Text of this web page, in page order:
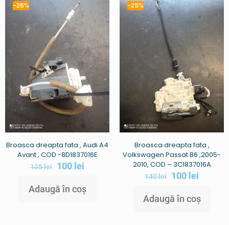
-26%
Broasca dreapta fata , Audi A4
Avant , COD -8D1837016E
135lei 100 lei
Adaugă în coș
-29%
Broasca dreapta fata ,
Volkswagen Passat B6 ,2005-
2010, COD – 3C1837016A
140lei 100 lei
Adaugă în coș